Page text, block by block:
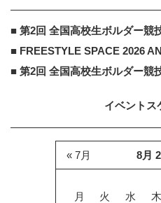
■ 第2回 全国高校生ボルダー競
■ FREESTYLE SPACE 2026
■ 第2回 全国高校生ボルダー競
イベントス
8月
月 火 水 木
« 7月